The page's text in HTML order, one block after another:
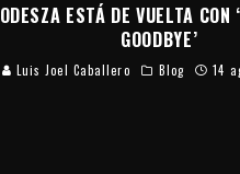
ODESZA ESTÁ DE VUELTA CON
GOODBYE’
Luis Joel Caballero Blog 14